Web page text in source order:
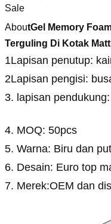
AboutGel Memory
Terguling Di Kotak
1Lapisan penutup:
2Lapisan pengisi:
3. lapisan
4. MOQ: 50pcs
5. Warna: Biru dan
6. Desain: Euro top
7. Merek:OEM dan